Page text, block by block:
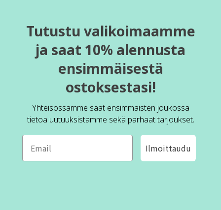
Tutustu valikoimaamme
ja saat 10% alennusta
ensimmäisestä
ostoksestasi!
Yhteisössämme saat ensimmäisten joukossa
tietoa uutuuksistamme sekä parhaat tarjoukset.
Ilmoittaudu